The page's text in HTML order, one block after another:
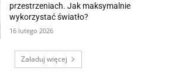
przestrzeniach. Jak maksymalnie
wykorzystać światło?
16 lutego 2026
Załaduj więcej